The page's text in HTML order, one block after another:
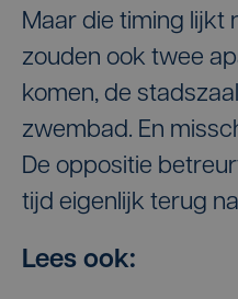
Maar die timing lijkt
zouden ook twee
komen, de
zwembad. En
De oppositie
tijd eigenlijk terug
Lees ook: